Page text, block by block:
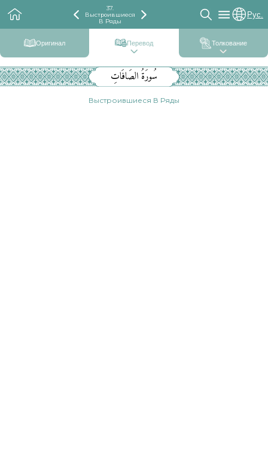
37.
Выстроившиеся
В Ряды
Рус.
Оригинал Перевод Толкование
سُورَةُ الصَافَاتِ
Выстроившиеся В Ряды